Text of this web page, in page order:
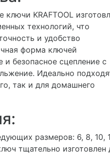
KRAFTOOL
технологий, что
и удобство
форма ключей
безопасное сцепление с
Идеально
так и для домашнего
размеров: 6, 8, 10,
тщательно изготовлен